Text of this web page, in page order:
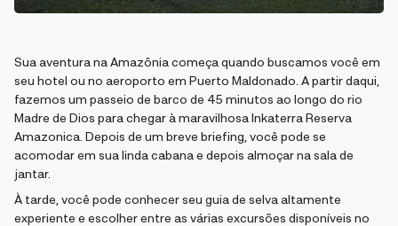
Sua aventura na Amazônia começa quando buscamos você em
seu hotel ou no aeroporto em Puerto Maldonado. A partir daqui,
fazemos um passeio de barco de 45 minutos ao longo do rio
Madre de Dios para chegar à maravilhosa Inkaterra Reserva
Amazonica. Depois de um breve briefing, você pode se
acomodar em sua linda cabana e depois almoçar na sala de
jantar.
À tarde, você pode conhecer seu guia de selva altamente
experiente e escolher entre as várias excursões disponíveis no